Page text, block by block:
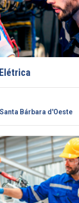
Santa Bárbara d'Oeste